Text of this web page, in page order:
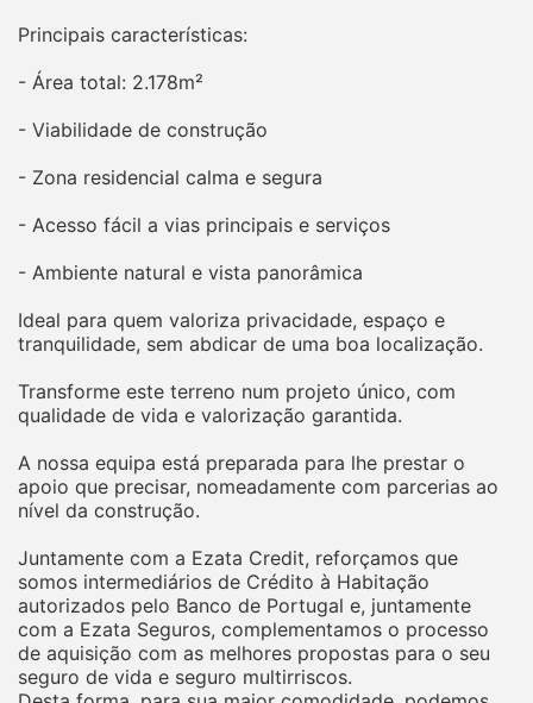
Principais características:
- Área total: 2.178m²
- Viabilidade de construção
- Zona residencial calma e segura
- Acesso fácil a vias principais e serviços
- Ambiente natural e vista panorâmica
Ideal para quem valoriza privacidade, espaço e
tranquilidade, sem abdicar de uma boa localização.
Transforme este terreno num projeto único, com
qualidade de vida e valorização garantida.
A nossa equipa está preparada para lhe prestar o
apoio que precisar, nomeadamente com parcerias ao
nível da construção.
Juntamente com a Ezata Credit, reforçamos que
somos intermediários de Crédito à Habitação
autorizados pelo Banco de Portugal e, juntamente
com a Ezata Seguros, complementamos o processo
de aquisição com as melhores propostas para o seu
seguro de vida e seguro multirriscos.